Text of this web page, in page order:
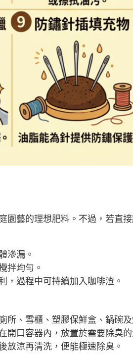
園藝的理想肥料。不過，若直
滲漏。
拌均勻。
，過程中可持續加入咖啡渣。
所、雪櫃、塑膠保鮮盒、鍋碗
開口容器內，放置於需要除臭
放涼再清洗，便能極速除臭。